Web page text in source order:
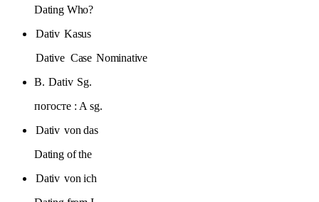
Dating Who?
Dativ Kasus
Dative Case Nominative
B. Dativ Sg.
погосте : A sg.
Dativ von das
Dating of the
Dativ von ich